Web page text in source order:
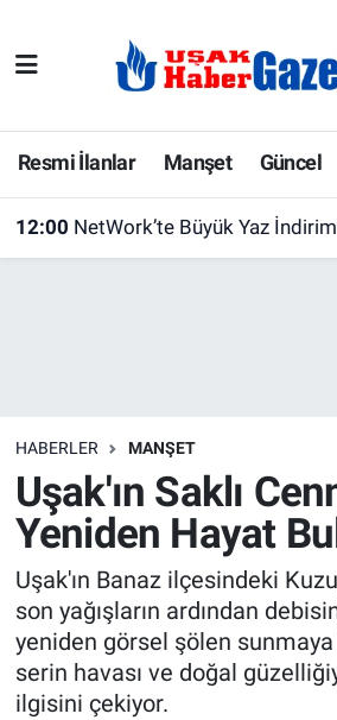
Resmi İlanlar Manşet Güncel
12:00 NetWork’te Büyük Yaz İndirimi Başladı!
HABERLER MANŞET
Uşak'ın Saklı
Yeniden Hayat
Uşak'ın Banaz ilçesindeki
son yağışların ardından
yeniden görsel şölen sunmaya
serin havası ve doğal
ilgisini çekiyor.
E-Gazete
Ekonomi
Köşe Yazarları
Kültür Sanat
Manşet
Resmi İlanlar
Sağlık
Uşak Hava Durumu
Uşak Trafik Yoğunluk Haritası
Süper Lig Puan Durumu ve